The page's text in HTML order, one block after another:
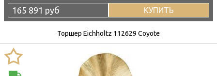
165 891 руб КУПИТЬ
Торшер Eichholtz 112629 Coyote